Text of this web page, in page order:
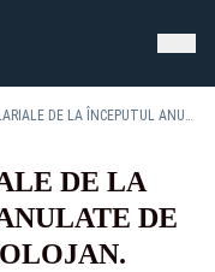
CREȘTERILE SALARIALE DE LA ÎNCEPUTUL ANULUI, ANULATE DE AUSTERITATEA LUI BOLOJAN. CÂȚI BANI PIERD 1,8 MILIOANE DE ANGAJAȚI: CALCULE BNS - VIDEO
DE LA
DE